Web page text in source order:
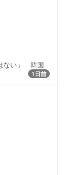
ない」 韓国
1日前